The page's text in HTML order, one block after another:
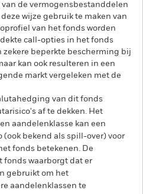
de vermogensbestanddelen
wijze gebruik te maken van
van het fonds worden
call-opties in het fonds
beperkte bescherming bij
kan ook resulteren in een
markt vergeleken met de
van dit fonds
af te dekken. Het
aandelenklasse kan een
bekend als spill-over) voor
fonds betekenen. De
fonds waarborgt dat er
gebruikt om het
aandelenklassen te